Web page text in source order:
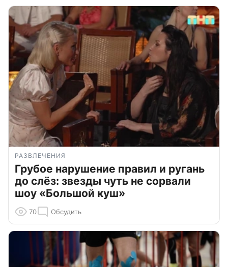
РАЗВЛЕЧЕНИЯ
Грубое нарушение правил и ругань
до слёз: звезды чуть не сорвали
шоу «Большой куш»
70 Обсудить